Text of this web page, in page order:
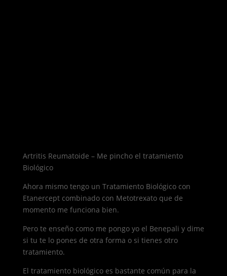
Artritis Reumatoide – Me pincho el tratamiento
Biológico
Ahora mismo tengo un Tratamiento Biológico con
Etanercept combinado con Metotrexato que de
momento me funciona bien.
Pero te enseño como me pongo yo el Benepali y dime
si tu te lo pones de otra forma o si tienes otro
tratamiento.
El tratamiento biológico es bastante común para la